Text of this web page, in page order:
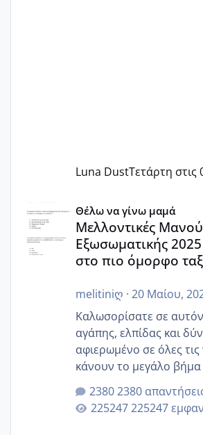
Luna DustΤετάρτη στις
Μελλοντικές Μανούλες
Θέλω να γίνω μαμά
Μελλοντικές
Εξωσωματικής
στο πιο όμορφο
melitiniღ · 20 Μαίου,
Καλωσορίσατε σε
αγάπης, ελπίδας και
αφιερωμένο σε όλες
κάνουν το μεγάλο
μητρότητα μέσω
Εδώ θα μοιραστούμε
εμπειρίες και κάθε
2380
225247